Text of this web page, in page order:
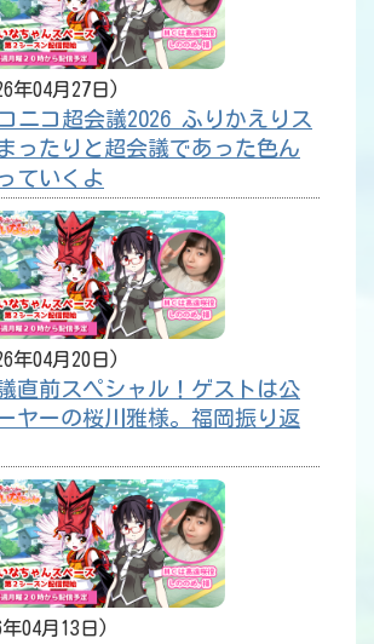
年04月27日
ニコ超会議2026 ふりかえりス
ったりと超会議であった色ん
ていくよ
年04月20日
直前スペシャル！ゲストは公
ヤーの桜川雅様。福岡振り返
年04月13日